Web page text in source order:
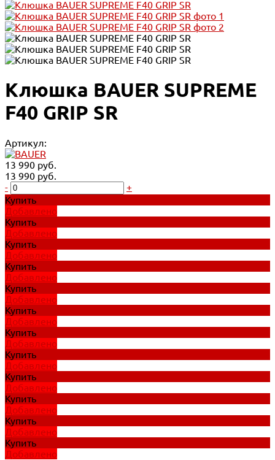
Клюшка BAUER SUPREME
F40 GRIP SR
Артикул:
13 990 руб.
13 990 руб.
-
+
Купить
Добавлено
Купить
Добавлено
Купить
Добавлено
Купить
Добавлено
Купить
Добавлено
Купить
Добавлено
Купить
Добавлено
Купить
Добавлено
Купить
Добавлено
Купить
Добавлено
Купить
Добавлено
Купить
Добавлено